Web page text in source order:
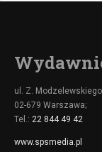
ul. Z.
02-679 Warszawa;
Tel.: 22 844 49 42
www.spsmedia.pl